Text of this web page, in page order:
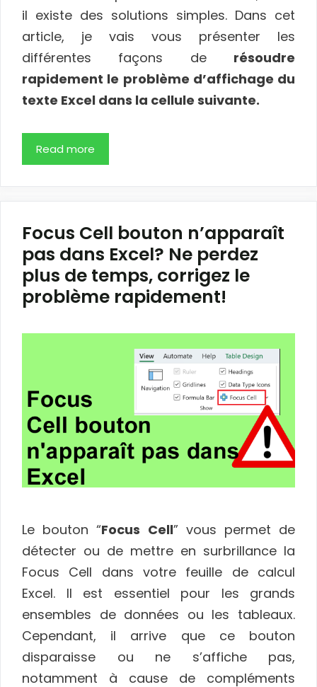
il existe des solutions simples. Dans cet
article, je vais vous présenter les
différentes façons de résoudre
rapidement le problème d’affichage du
texte Excel dans la cellule suivante.
Read more
Focus Cell bouton n’apparaît
pas dans Excel? Ne perdez
plus de temps, corrigez le
problème rapidement!
Le bouton “Focus Cell” vous permet de
détecter ou de mettre en surbrillance la
Focus Cell dans votre feuille de calcul
Excel. Il est essentiel pour les grands
ensembles de données ou les tableaux.
Cependant, il arrive que ce bouton
disparaisse ou ne s’affiche pas,
notamment à cause de compléments